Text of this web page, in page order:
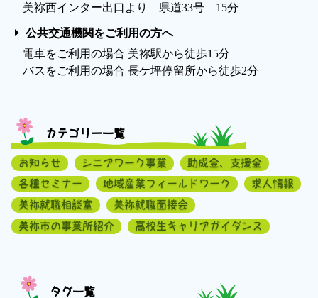
美祢西インター出口より 県道33号 15分
公共交通機関をご利用の方へ
電車をご利用の場合 美祢駅から徒歩15分
バスをご利用の場合 長ケ坪停留所から徒歩2分
カテゴリー一覧
お知らせ シニアワーク事業
助成金、支援金
各種セミナー
地域産業フィールドワーク
求人情報
美祢就職相談室
美祢就職面接会
美祢市の事業所紹介
高校生キャリアガイダンス
タグ一覧